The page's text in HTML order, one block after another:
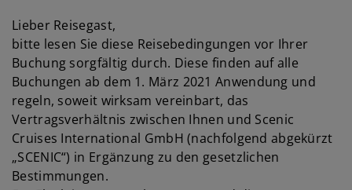
Lieber Reisegast,
bitte lesen Sie diese Reisebedingungen vor Ihrer
Buchung sorgfältig durch. Diese finden auf alle
Buchungen ab dem 1. März 2021 Anwendung und
regeln, soweit wirksam vereinbart, das
Vertragsverhältnis zwischen Ihnen und Scenic
Cruises International GmbH (nachfolgend abgekürzt
„SCENIC“) in Ergänzung zu den gesetzlichen
Bestimmungen.